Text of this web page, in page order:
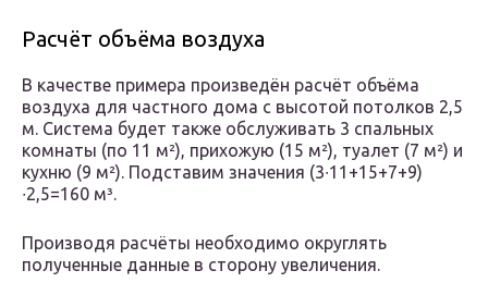
Расчёт объёма воздуха
В качестве примера произведён расчёт объёма
воздуха для частного дома с высотой потолков 2,5
м. Система будет также обслуживать 3 спальных
комнаты (по 11 м²), прихожую (15 м²), туалет (7 м²) и
кухню (9 м²). Подставим значения (3∙11+15+7+9)
∙2,5=160 м³.
Производя расчёты необходимо округлять
полученные данные в сторону увеличения.